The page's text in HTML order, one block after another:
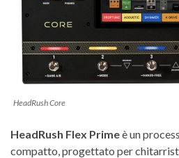
HeadRush Core
HeadRush Flex Primeè un
compatto, progettato per